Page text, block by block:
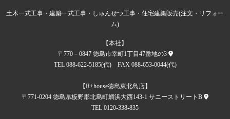
土木一式工事・建築一式工事・しゅんせつ工事・住宅建築販売(注文・リフォー
ム)
【本社】
〒770－0847 徳島市幸町1丁目47番地の3
TEL 088-622-5185(代) FAX 088-653-0044(代)
【R+house徳島東北島店】
〒771-0204 徳島県板野郡北島町鯛浜大西143-1 サニーストリートB
TEL 0120-338-835